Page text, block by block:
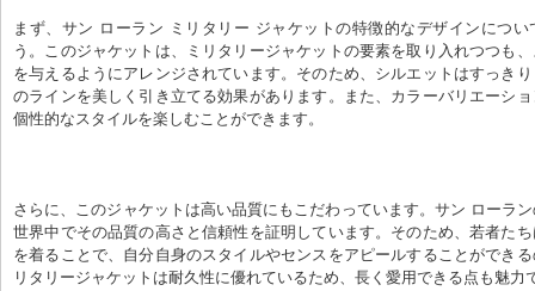
まず、サン ローラン ミリタリー ジャケットの特徴的なデザインについ
う。このジャケットは、ミリタリージャケットの要素を取り入れつつも
を与えるようにアレンジされています。そのため、シルエットはすっき
のラインを美しく引き立てる効果があります。また、カラーバリエーシ
個性的なスタイルを楽しむことができます。
さらに、このジャケットは高い品質にもこだわっています。サン ローラ
世界中でその品質の高さと信頼性を証明しています。そのため、若者た
を着ることで、自分自身のスタイルやセンスをアピールすることができ
リタリージャケットは耐久性に優れているため、長く愛用できる点も魅力